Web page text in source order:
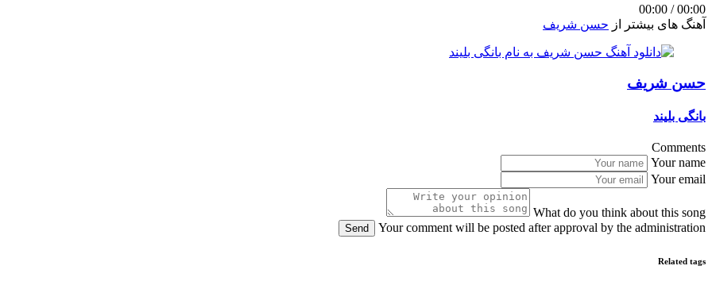
00:00
/
00:00
آهنگ های بیشتر از حسن شریف
حسن شریف
بانگی بلیند
Comments
Your name
Your email
What do you think about this song
Your comment will be posted after approval by the administration
Send
Related tags